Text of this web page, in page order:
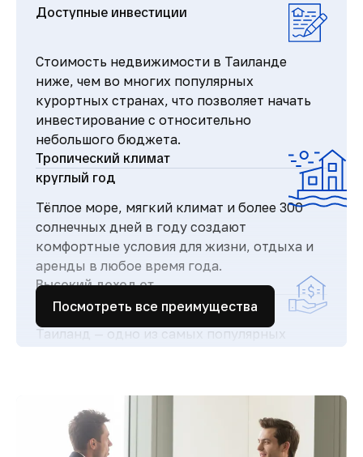
Доступные инвестиции
Стоимость недвижимости в Таиланде
ниже, чем во многих популярных
курортных странах, что позволяет начать
инвестирование с относительно
небольшого бюджета.
Тропический климат
круглый год
Тёплое море, мягкий климат и более 300
солнечных дней в году создают
комфортные условия для жизни, отдыха и
аренды в любое время года.
Высокий доход от
аренды
Таиланд — одно из самых популярных
высокий спрос на аренду недвижимости.
Простая и прозрачная
покупка
Посмотреть все преимущества